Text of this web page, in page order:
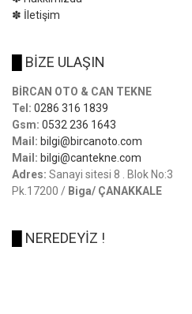
✽ İletişim
BİZE ULAŞIN
BİRCAN OTO & CAN TEKNE
Tel: 0286 316 1839
Gsm: 0532 236 1643
Mail: bilgi@bircanoto.com
Mail: bilgi@cantekne.com
Adres: Sanayi sitesi 8 . Blok No:3
Pk.17200 / Biga/ ÇANAKKALE
NEREDEYİZ !